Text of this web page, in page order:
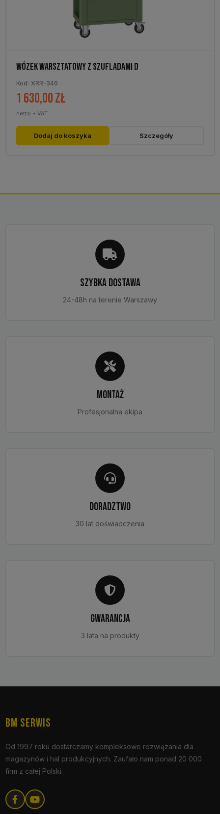
WÓZEK WARSZTATOWY Z SZUFLADAMI D
Kod: XRR-346
1 630,00zł
netto + VAT
Dodaj do koszyka Szczegóły
SZYBKA DOSTAWA
24-48h na terenie Warszawy
MONTAŻ
Profesjonalna ekipa
DORADZTWO
30 lat doświadczenia
GWARANCJA
3 lata na produkty
BM SERWIS
Od 1997 roku dostarczamy kompleksowe rozwiązania dla
magazynów i hal produkcyjnych. Zaufało nam ponad 20 000
firm z całej Polski.